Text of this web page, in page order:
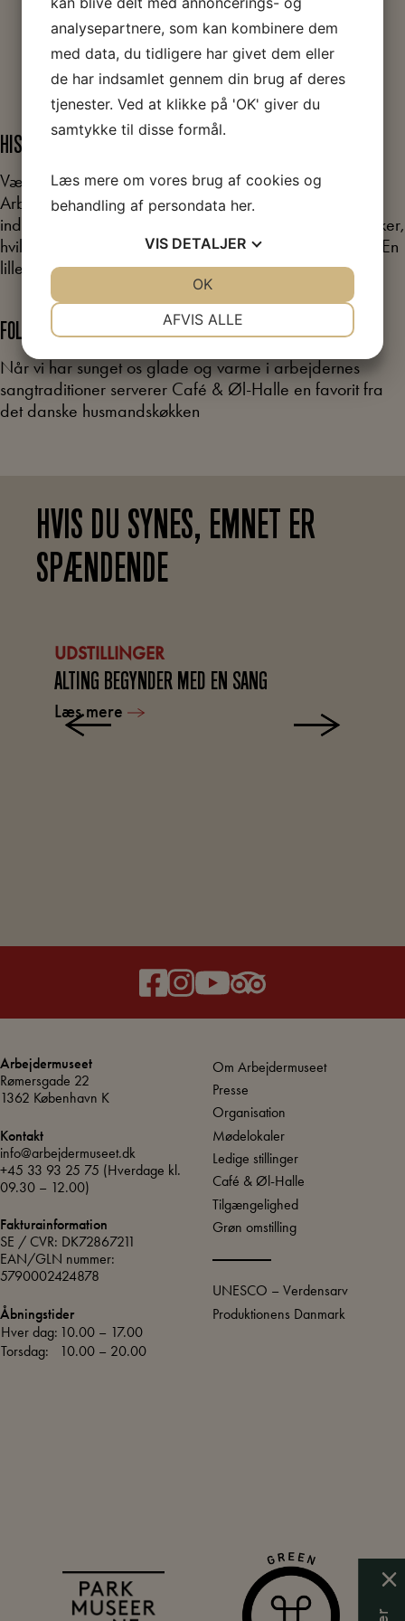
Køb billet
HISTORIE OG ØNSKEKONCERT
Vær med i fællesskabet når vi synger os gennem
Arbejdersangbogen. Første sæt består af det historiske
indslag. I aftenens andet sæt er det gæsterne, der ønsker,
hvilke sange der skal synges fra Arbejdersangbogen. En
lille anekdote om sangene er velkommen!
FOLKETS KØKKEN
Når vi har sunget os glade og varme i arbejdernes
sangtraditioner serverer Café & Øl-Halle en favorit fra
det danske husmandskøkken
HVIS DU SYNES, EMNET ER
SPÆNDENDE
UDSTILLINGER
ALTING BEGYNDER MED EN SANG
Læs mere
Arbejdermuseet
Rømersgade 22
1362 København K
Kontakt
info@arbejdermuseet.dk
+45 33 93 25 75 (Hverdage kl.
09.30 – 12.00)
Fakturainformation
SE / CVR: DK72867211
EAN/GLN nummer:
5790002424878
Åbningstider
Hver dag: 10.00 – 17.00
Torsdag:
10.00 – 20.00
Om Arbejdermuseet
Presse
Organisation
Mødelokaler
Ledige stillinger
Café & Øl-Halle
Tilgængelighed
Grøn omstilling
UNESCO – Verdensarv
Produktionens Danmark
analysepartnere, som kan kombinere dem
med data, du tidligere har givet dem eller
de har indsamlet gennem din brug af deres
tjenester. Ved at klikke på 'OK' giver du
samtykke til disse formål.
Læs mere om vores brug af cookies og
behandling af persondata her.
VIS DETALJER
MARKETING STATISTIK
AFVIS ALLE
OK